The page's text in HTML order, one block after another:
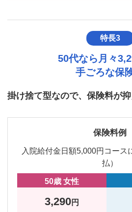
特長3
50代なら月々
手ごろな保
掛け捨て型なので、保険料が抑
保険料例
入院給付金日額5,000円コース
払）
50歳 女性
3,290円